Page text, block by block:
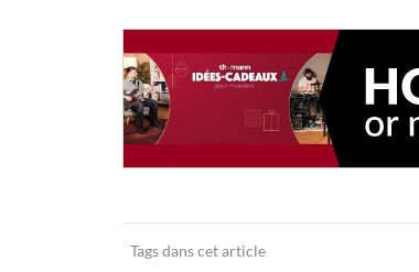
Tags dans cet article